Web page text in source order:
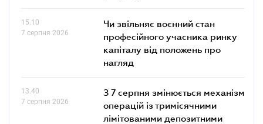
15.10
7 серпня 2026
Чи звільняє воєнний стан
професійного учасника ринку
капіталу від положень про
нагляд
13.40
7 серпня 2026
З 7 серпня змінюється механізм
операцій із тримісячними
лімітованими депозитними